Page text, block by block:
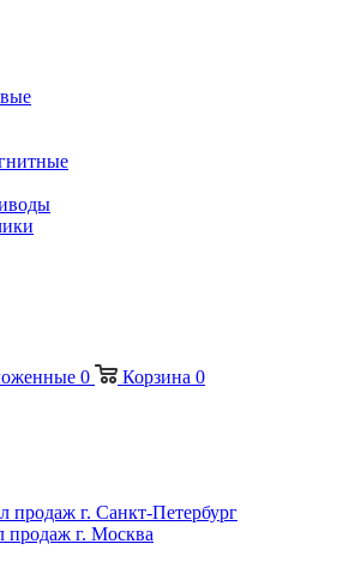
0 Корзина 0
продаж г. Санкт-Петербург
продаж г. Москва